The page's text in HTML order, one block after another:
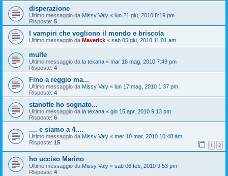
disperazione
Ultimo messaggio da Missy Valy « lun 21 giu, 2010 8:19 pm
Risposte: 5
I vampiri che vogliono il mondo e briscola
Ultimo messaggio da Maverick « sab 05 giu, 2010 11:01 am
multe
Ultimo messaggio da la texana « mar 18 mag, 2010 7:49 pm
Risposte: 4
Fino a reggio ma...
Ultimo messaggio da Missy Valy « lun 17 mag, 2010 1:37 pm
Risposte: 4
stanotte ho sognato...
Ultimo messaggio da la texana « gio 15 apr, 2010 9:13 pm
Risposte: 6
.... e siamo a 4....
Ultimo messaggio da Missy Valy « mer 10 mar, 2010 10:48 am
Risposte: 15 1 2
ho ucciso Marino
Ultimo messaggio da Missy Valy « sab 06 feb, 2010 9:53 pm
Risposte: 4